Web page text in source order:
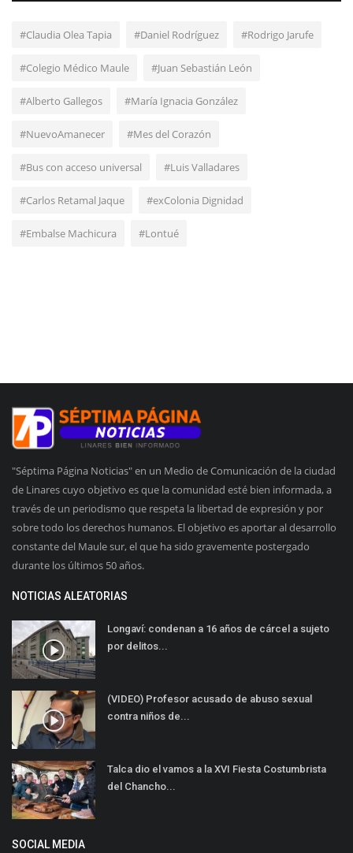
#Claudia Olea Tapia #Daniel Rodríguez #Rodrigo Jarufe
#Colegio Médico Maule #Juan Sebastián León
#Alberto Gallegos #María Ignacia González
#NuevoAmanecer #Mes del Corazón
#Bus con acceso universal #Luis Valladares
#Carlos Retamal Jaque #exColonia Dignidad
#Embalse Machicura #Lontué
"Séptima Página Noticias" en un Medio de Comunicación de la ciudad
de Linares cuyo objetivo es que la comunidad esté bien informada, a
través de un periodismo que respeta la libertad de expresión y por
sobre todo los derechos humanos. El objetivo es aportar al desarrollo
constante del Maule sur, el que ha sido gravemente postergado
durante los últimos 50 años.
NOTICIAS ALEATORIAS
Longaví: condenan a 16 años de cárcel a sujeto
por delitos...
(VIDEO) Profesor acusado de abuso sexual
contra niños de...
Talca dio el vamos a la XVI Fiesta Costumbrista
del Chancho...
SOCIAL MEDIA